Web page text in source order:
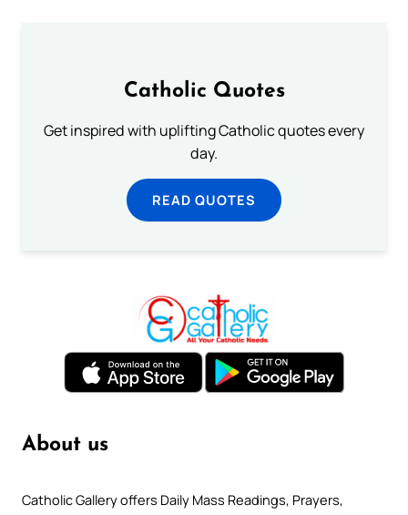
Catholic Quotes
Get inspired with uplifting Catholic quotes every
day.
READ QUOTES
About us
Catholic Gallery offers Daily Mass Readings, Prayers,